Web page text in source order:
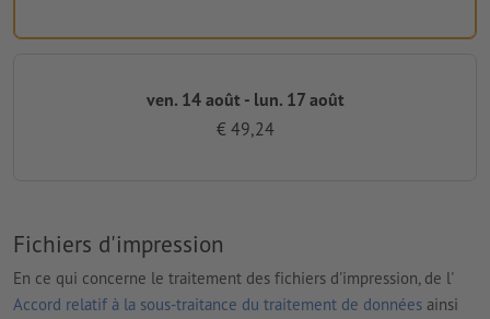
ven. 14 août - lun. 17 août
€ 49,24
Fichiers d'impression
En ce qui concerne le traitement des fichiers d'impression, de l'
Accord relatif à la sous-traitance du traitement de données ainsi